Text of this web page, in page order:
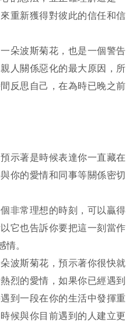
重新獲得對彼此的信任和信
朵波斯菊花，也是一個警告
人關係惡化的最大原因，所
反思自己，在為時已晚之前
示著是時候表達你一直藏在
你的愛情和同事等關係密切
非常理想的時刻，可以贏得
它也告訴你要把這一刻當作
情。
波斯菊花，預示著你很快就
烈的愛情，如果你已經遇到
到一段在你的生活中發揮重
候與你目前遇到的人建立更